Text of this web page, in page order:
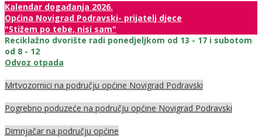
Kalendar događanja 2026.
Općina Novigrad Podravski- prijatelj djece
"Stižem po tebe, nisi sam"
Reciklažno dvorište radi ponedjeljkom od 13 - 17 i subotom
od 8 - 12
Odvoz otpada
Mrtvozornici na području općine Novigrad Podravski
Pogrebno poduzeće na području općine Novigrad Podravski
Dimnjačar na području općine